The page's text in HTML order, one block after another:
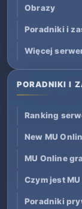
Obrazy
Poradniki i
Więcej
PORADNIKI I
Ranking
New MU
MU Online
Czym jest
Poradniki